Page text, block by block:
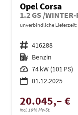
Opel Corsa
1.2 GS /
unverbindliche Lieferzeit:
Fahrzeugnr. 416288
Kraftstoff Benzin
Leistung 74 kW (101 PS)
01.12.2025
20.045,– €
incl. 19% MwSt.